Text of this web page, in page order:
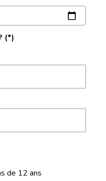
(*)
de 12 ans